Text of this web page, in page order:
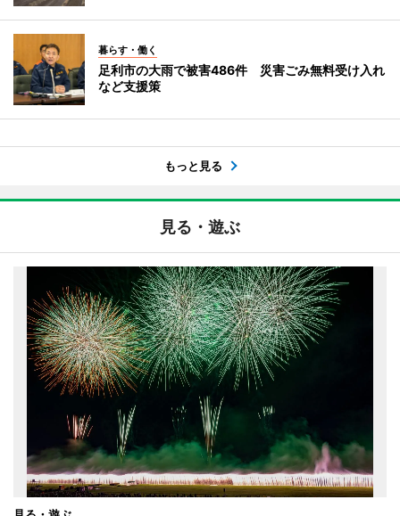
暮らす・働く
足利市の大雨で被害486件 災害ごみ無料受け入れ
など支援策
もっと見る
見る・遊ぶ